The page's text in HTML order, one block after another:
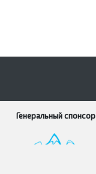
Генеральный спонсор